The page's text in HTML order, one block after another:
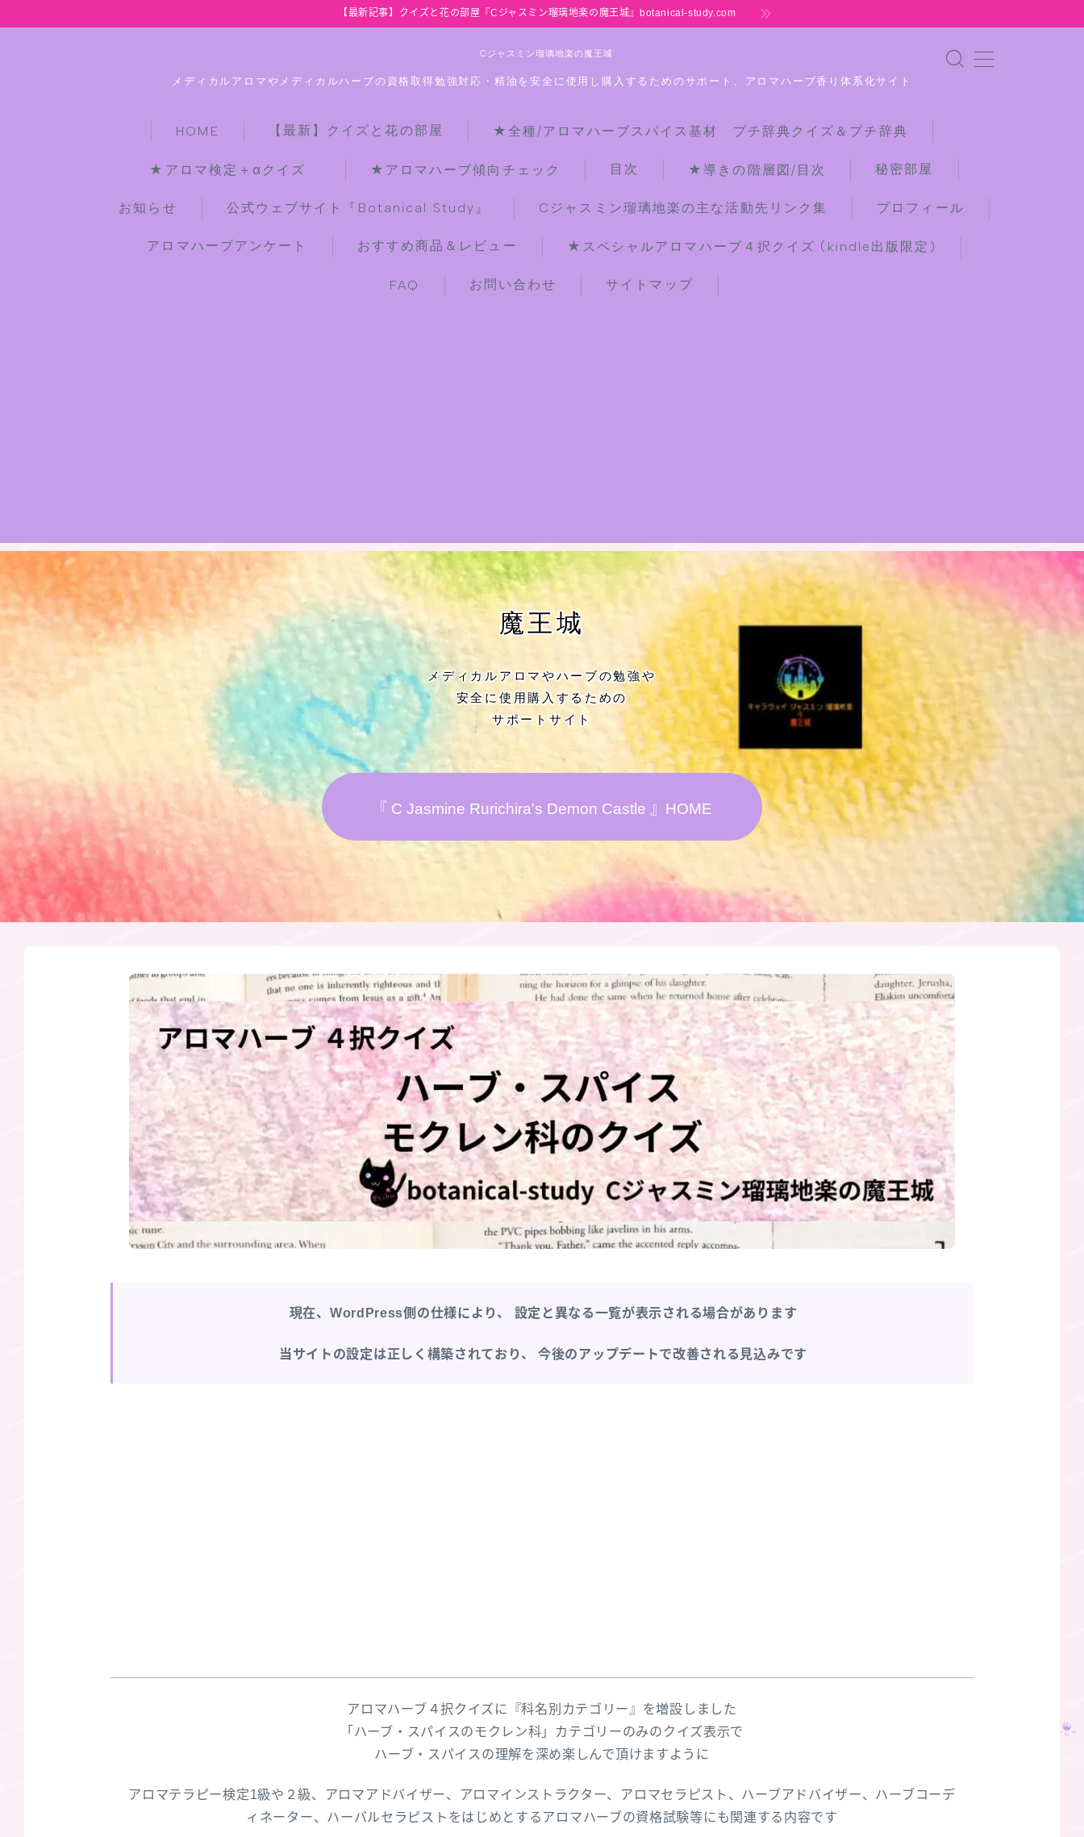
【最新記事】クイズと花の部屋『Cジャスミン瑠璃地楽の魔王城』botanical-study.com
Cジャスミン瑠璃地楽の魔王城
メディカルアロマやメディカルハーブの資格取得勉強対応・精油を安全に使用し購入するためのサポート、アロマハーブ香り体系化サイト
HOME 【最新】クイズと花の部屋 ★全種/アロマハーブスパイス基材 プチ辞典クイズ＆プチ辞典
★アロマ検定＋αクイズ ★アロマハーブ傾向チェック 目次 ★導きの階層図/目次 秘密部屋
お知らせ 公式ウェブサイト『Botanical Study』 Cジャスミン瑠璃地楽の主な活動先リンク集 プロフィール
アロマハーブアンケート おすすめ商品＆レビュー ★スペシャルアロマハーブ４択クイズ (kindle出版限定)
FAQ お問い合わせ サイトマップ
【最新】クイズと花の部屋
★全種/アロマハーブスパイス基材 プ
お知らせ
公式ウェブサイト『Botanical Study』
Cジャスミン瑠璃地楽の主な活動先リン
ク集
プロフィール
アロマハーブアンケート
おすすめ商品＆レビュー
★スペシャルアロマハーブ４択クイズ
FAQ
お問い合わせ
サイトマップ
魔王城
メディカルアロマやハーブの勉強や
安全に使用購入するための
サポートサイト
『 C Jasmine Rurichira's Demon Castle 』HOME
現在、WordPress側の仕様により、 設定と異なる一覧が表示される場合があります
当サイトの設定は正しく構築されており、 今後のアップデートで改善される見込みです
アロマハーブ４択クイズに『科名別カテゴリー』を増設しました
「ハーブ・スパイスのモクレン科」カテゴリーのみのクイズ表示で
ハーブ・スパイスの理解を深め楽しんで頂けますように
アロマテラピー検定1級や２級、アロマアドバイザー、アロマインストラクター、アロマセラピスト、ハーブアドバイザー、ハーブコーデ
ィネーター、ハーバルセラピストをはじめとするアロマハーブの資格試験等にも関連する内容です